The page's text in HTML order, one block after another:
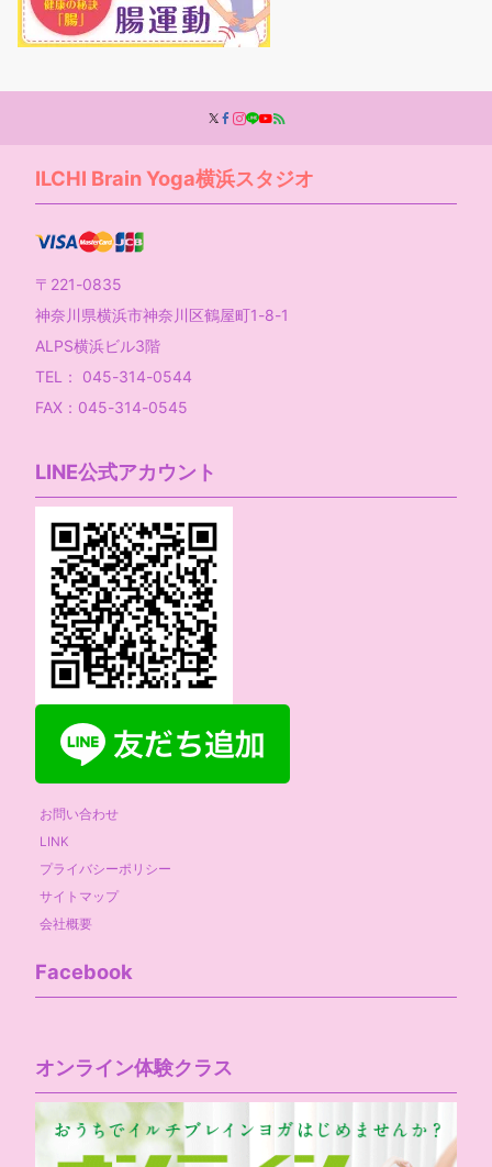
ILCHI Brain Yoga横浜スタジオ
〒221-0835
神奈川県横浜市神奈川区鶴屋町1-8-1
ALPS横浜ビル3階
TEL： 045-314-0544
FAX：045-314-0545
LINE公式アカウント
お問い合わせ
LINK
プライバシーポリシー
サイトマップ
会社概要
Facebook
オンライン体験クラス